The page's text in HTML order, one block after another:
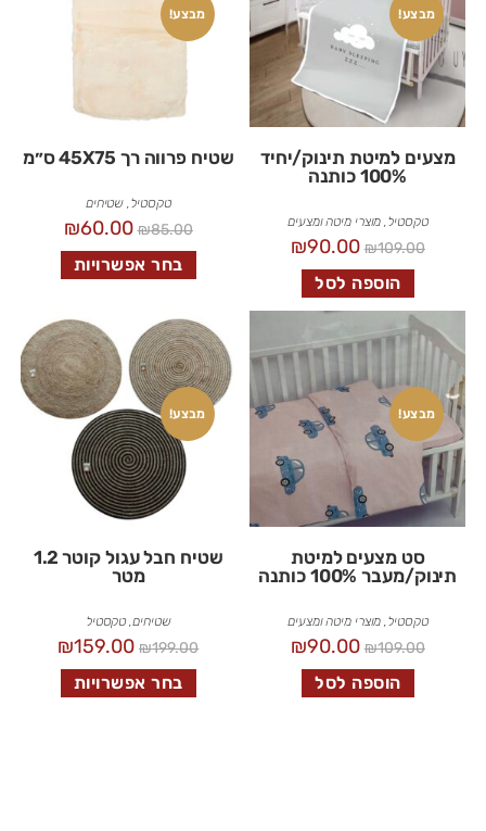
מבצע!
מצעים למיטת תינוק/יחיד
100% כותנה
טקסטיל מוצרי מיטה ומצעים
₪109.00
₪90.00
הוספה לסל
מבצע!
שטיח פרווה רך 45X75 ס״מ
טקסטיל שטיחים
₪85.00
₪60.00
בחר אפשרויות
מבצע!
סט מצעים למיטת
תינוק/מעבר 100% כותנה
טקסטיל, מוצרי מיטה ומצעים
₪109.00
₪90.00
הוספה לסל
מבצע!
שטיח חבל עגול קוטר 1.2
מטר
שטיחים, טקסטיל
₪199.00
₪159.00
בחר אפשרויות